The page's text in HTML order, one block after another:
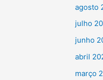
agosto
julho
junho
abril
março